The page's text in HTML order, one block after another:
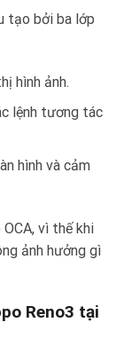
tạo bởi ba lớp
hình ảnh.
lệnh tương tác
hình và cảm
vì thế khi
ảnh hưởng gì
Reno3 tại